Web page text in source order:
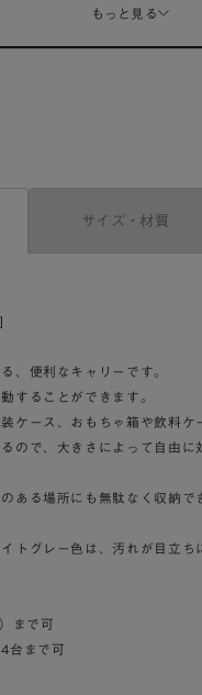
もっと見る
サイズ・材質
、便利なキャリーです。
することができます。
ケース、おもちゃ箱や飲料ケ
ので、大きさによって自由に
ある場所にも無駄なく収納
トグレー色は、汚れが目立ち
まで可
台まで可